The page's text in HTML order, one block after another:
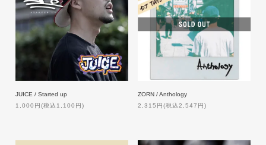
JUICE / Started up
1,000円(税込1,100円)
ZORN / Anthology
2,315円(税込2,547円)